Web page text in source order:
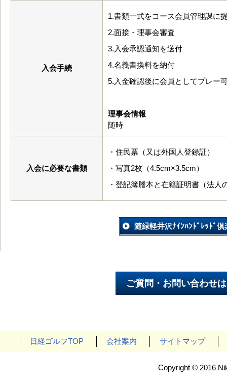
入会手続
1.書類一式をコース会員管理課に
2.面接・理事会審査
3.入会承認通知を送付
4.名義書換料を納付
5.入金確認後に会員としてプレー
理事会情報
随時
入会に必要な書類
・住民票（又は外国人登録証）
・写真2枚（4.5cm×3.5cm）
・登記簿謄本と在籍証明書（法人
随緑軽井沢ﾅｲﾝﾊﾝﾄﾞﾚｯﾄﾞ
日経ゴルフTOP 会社案内 サイトマップ
Copyright © 2016